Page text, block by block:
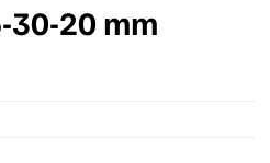
30-20 mm